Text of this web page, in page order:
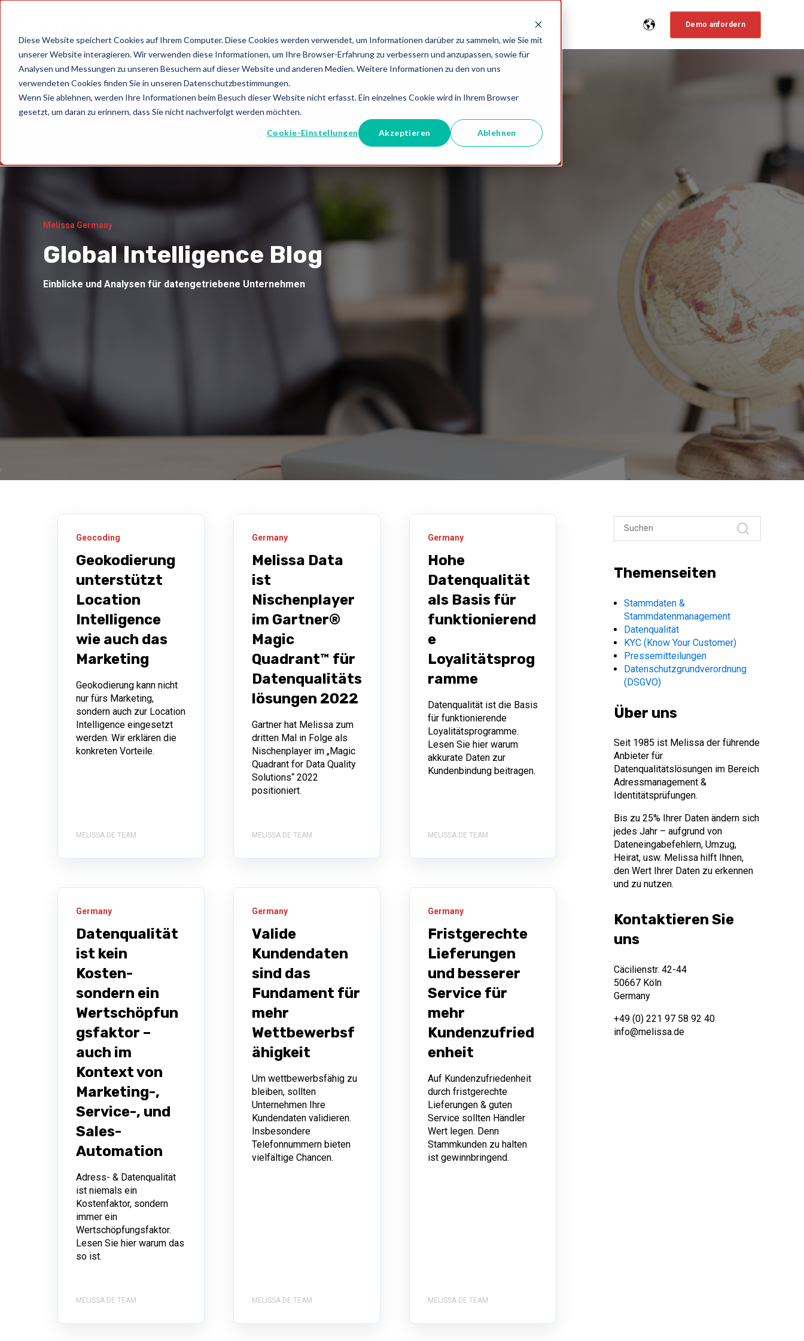
Diese Website speichert Cookies auf Ihrem Computer. Diese Cookies werden verwendet, um Informationen darüber zu sammeln, wie Sie mit
unserer Website interagieren. Wir verwenden diese Informationen, um Ihre Browser-Erfahrung zu verbessern und anzupassen, sowie für
Analysen und Messungen zu unseren Besuchern auf dieser Website und anderen Medien. Weitere Informationen zu den von uns
verwendeten Cookies finden Sie in unseren Datenschutzbestimmungen.
Wenn Sie ablehnen, werden Ihre Informationen beim Besuch dieser Website nicht erfasst. Ein einzelnes Cookie wird in Ihrem Browser
gesetzt, um daran zu erinnern, dass Sie nicht nachverfolgt werden möchten.
Cookie-Einstellungen Akzeptieren Ablehnen
Demo anfordern
Melissa Germany
Global Intelligence Blog
Einblicke und Analysen für datengetriebene Unternehmen
Geocoding
Geokodierung
unterstützt
Location
Intelligence
wie auch das
Marketing
Geokodierung kann nicht
nur fürs Marketing,
sondern auch zur Location
Intelligence eingesetzt
werden. Wir erklären die
konkreten Vorteile.
MELISSA DE TEAM
Germany
Melissa Data
ist
Nischenplayer
im Gartner®
Magic
Quadrant™ für
Datenqualitäts
lösungen 2022
Gartner hat Melissa zum
dritten Mal in Folge als
Nischenplayer im „Magic
Quadrant for Data Quality
Solutions“ 2022
positioniert.
MELISSA DE TEAM
Germany
Hohe
Datenqualität
als Basis für
funktionierend
e
Loyalitätsprog
ramme
Datenqualität ist die Basis
für funktionierende
Loyalitätsprogramme.
Lesen Sie hier warum
akkurate Daten zur
Kundenbindung beitragen.
MELISSA DE TEAM
Germany
Datenqualität
ist kein
Kosten-
sondern ein
Wertschöpfun
gsfaktor –
auch im
Kontext von
Marketing-,
Service-, und
Sales-
Automation
Adress- & Datenqualität
ist niemals ein
Kostenfaktor, sondern
immer ein
Wertschöpfungsfaktor.
Lesen Sie hier warum das
so ist.
MELISSA DE TEAM
Germany
Valide
Kundendaten
sind das
Fundament für
mehr
Wettbewerbsf
ähigkeit
Um wettbewerbsfähig zu
bleiben, sollten
Unternehmen Ihre
Kundendaten validieren.
Insbesondere
Telefonnummern bieten
vielfältige Chancen.
MELISSA DE TEAM
Germany
Fristgerechte
Lieferungen
und besserer
Service für
mehr
Kundenzufried
enheit
Auf Kundenzufriedenheit
durch fristgerechte
Lieferungen & guten
Service sollten Händler
Wert legen. Denn
Stammkunden zu halten
ist gewinnbringend.
MELISSA DE TEAM
Themenseiten
Stammdaten &
Stammdatenmanagement
Datenqualität
KYC (Know Your Customer)
Pressemitteilungen
Datenschutzgrundverordnung
(DSGVO)
Über uns
Seit 1985 ist Melissa der führende
Anbieter für
Datenqualitätslösungen im Bereich
Adressmanagement &
Identitätsprüfungen.
Bis zu 25% Ihrer Daten ändern sich
jedes Jahr – aufgrund von
Dateneingabefehlern, Umzug,
Heirat, usw. Melissa hilft Ihnen,
den Wert Ihrer Daten zu erkennen
und zu nutzen.
Kontaktieren Sie
uns
Cäcilienstr. 42-44
50667 Köln
Germany
+49 (0) 221 97 58 92 40
info@melissa.de